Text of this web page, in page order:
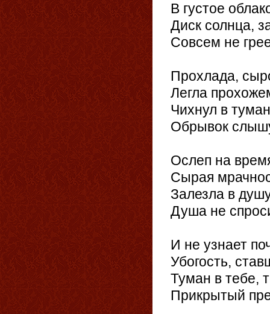
В густое
Диск солнца,
Совсем не
Прохлада,
Легла
Чихнул в
Обрывок
Ослеп на
Сырая
Залезла в
Душа не
И не узнает
Убогость,
Туман в тебе,
Прикрытый